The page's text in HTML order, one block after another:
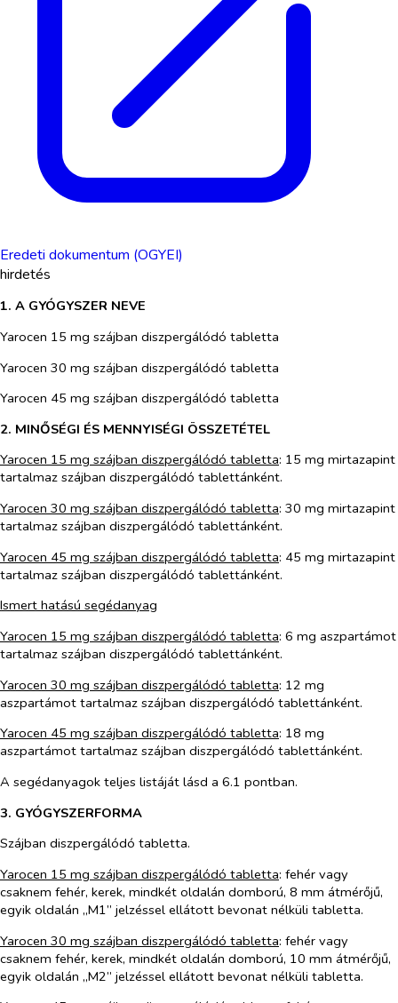
Eredeti dokumentum (OGYEI)
hirdetés
1. A GYÓGYSZER NEVE
Yarocen 15 mg szájban diszpergálódó tabletta
Yarocen 30 mg szájban diszpergálódó tabletta
Yarocen 45 mg szájban diszpergálódó tabletta
2. MINŐSÉGI ÉS MENNYISÉGI ÖSSZETÉTEL
Yarocen 15 mg szájban diszpergálódó tabletta: 15 mg mirtazapint
tartalmaz szájban diszpergálódó tablettánként.
Yarocen 30 mg szájban diszpergálódó tabletta: 30 mg mirtazapint
tartalmaz szájban diszpergálódó tablettánként.
Yarocen 45 mg szájban diszpergálódó tabletta: 45 mg mirtazapint
tartalmaz szájban diszpergálódó tablettánként.
Ismert hatású segédanyag
Yarocen 15 mg szájban diszpergálódó tabletta: 6 mg aszpartámot
tartalmaz szájban diszpergálódó tablettánként.
Yarocen 30 mg szájban diszpergálódó tabletta: 12 mg
aszpartámot tartalmaz szájban diszpergálódó tablettánként.
Yarocen 45 mg szájban diszpergálódó tabletta: 18 mg
aszpartámot tartalmaz szájban diszpergálódó tablettánként.
A segédanyagok teljes listáját lásd a 6.1 pontban.
3. GYÓGYSZERFORMA
Szájban diszpergálódó tabletta.
Yarocen 15 mg szájban diszpergálódó tabletta: fehér vagy
csaknem fehér, kerek, mindkét oldalán domború, 8 mm átmérőjű,
egyik oldalán „M1” jelzéssel ellátott bevonat nélküli tabletta.
Yarocen 30 mg szájban diszpergálódó tabletta: fehér vagy
csaknem fehér, kerek, mindkét oldalán domború, 10 mm átmérőjű,
egyik oldalán „M2” jelzéssel ellátott bevonat nélküli tabletta.